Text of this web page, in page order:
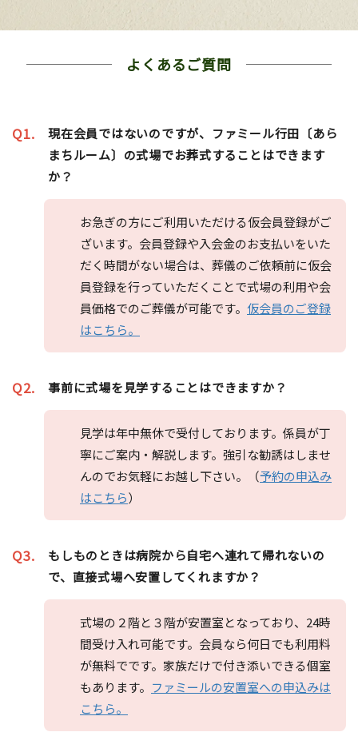
よくあるご質問
Q1.
現在会員ではないのですが、ファミール行田〔あら
まちルーム〕の式場でお葬式することはできます
か？
お急ぎの方にご利用いただける仮会員登録がご
ざいます。会員登録や入会金のお支払いをいた
だく時間がない場合は、葬儀のご依頼前に仮会
員登録を行っていただくことで式場の利用や会
員価格でのご葬儀が可能です。 仮会員のご登録
はこちら。
Q2. 事前に式場を見学することはできますか？
見学は年中無休で受付しております。係員が丁
寧にご案内・解説します。強引な勧誘はしませ
んのでお気軽にお越し下さい。（予約の申込み
はこちら）
Q3.
もしものときは病院から自宅へ連れて帰れないの
で、直接式場へ安置してくれますか？
式場の２階と３階が安置室となっており、24時
間受け入れ可能です。会員なら何日でも利用料
が無料でです。家族だけで付き添いできる個室
もあります。 ファミールの安置室への申込みは
こちら。